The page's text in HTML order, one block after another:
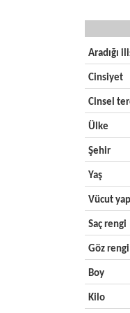
Aradığı
Cinsiyet
Cinsel
Ülke
Şehir
Yaş
Vücut
Saç rengi
Göz rengi
Boy
Kilo